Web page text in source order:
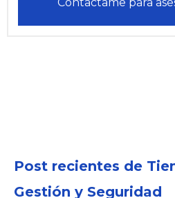
Post recientes de
Gestión y Seguridad